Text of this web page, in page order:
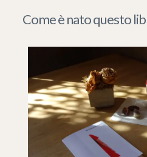
Come è nato questo